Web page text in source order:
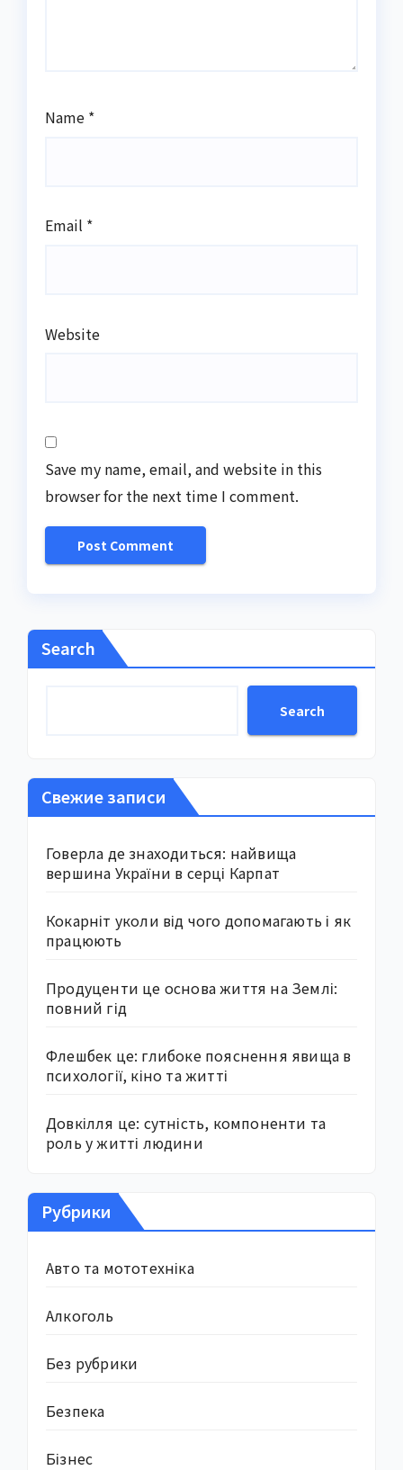
Name *
Email *
Website
Save my name, email, and website in this
browser for the next time I comment.
Search
Search
Свежие записи
Говерла де знаходиться: найвища
вершина України в серці Карпат
Кокарніт уколи від чого допомагають і як
працюють
Продуценти це основа життя на Землі:
повний гід
Флешбек це: глибоке пояснення явища в
психології, кіно та житті
Довкілля це: сутність, компоненти та
роль у житті людини
Рубрики
Авто та мототехніка
Алкоголь
Без рубрики
Безпека
Бізнес